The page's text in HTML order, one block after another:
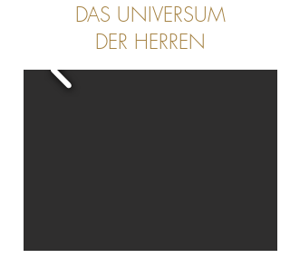
DAS UNIVERSUM
DER HERREN